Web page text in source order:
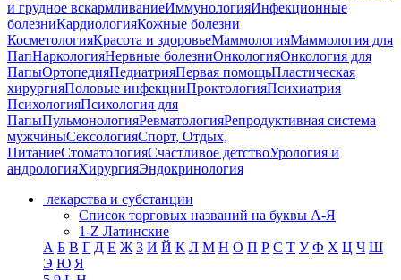
и грудное вскармливаниеИммунологияИнфекционные
болезниКардиологияКожные болезни
КосметологияКрасота и здоровьеМаммологияМаммология для
ПапНаркологияНервные болезниОнкологияОнкология для
ПапыОртопедияПедиатрияПервая помощьПластическая
хирургияПоловые инфекцииПроктологияПсихиатрия
ПсихологияПсихология для
ПапыПульмонологияРевматологияРепродуктивная система
мужчиныСексологияСпорт, Отдых,
ПитаниеСтоматологияСчастливое детствоУрология и
андрологияХирургияЭндокринология
лекарства и субстанции
Список торговых названий на буквы А-Я
1-Z Латинские
А Б В Г Д Е Ж З И Й К Л М Н О П Р С Т У Ф Х Ц Ч Ш
Э Ю Я